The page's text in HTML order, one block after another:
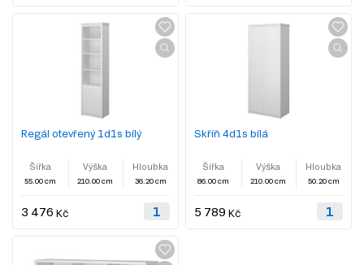
Regál otevřený 1d1s bílý
Šířka
55.00 cm
Výška
210.00 cm
Hloubka
36.20 cm
3 476 Kč
Skříň 4d1s bílá
Šířka
86.00 cm
Výška
210.00 cm
Hloubka
50.20 cm
5 789 Kč